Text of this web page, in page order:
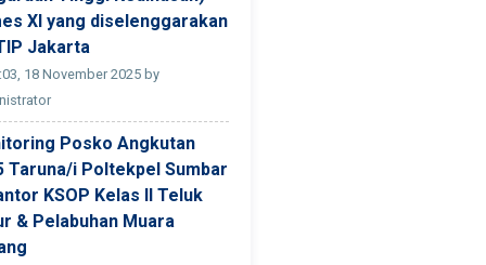
XI yang diselenggarakan
Jakarta
18 November 2025 by
Posko Angkutan
Taruna/i Poltekpel Sumbar
KSOP Kelas II Teluk
& Pelabuhan Muara